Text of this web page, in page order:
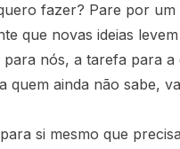
fazer? Pare por
que novas ideias
nós, a tarefa para a
quem ainda não sabe,
si mesmo que